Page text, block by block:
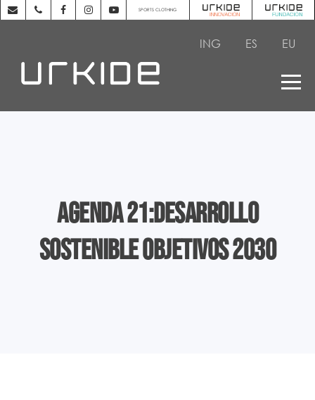
SPORTS CLOTHING
ING ES EU
Agenda 21:Desarrollo
sostenible objetivos 2030